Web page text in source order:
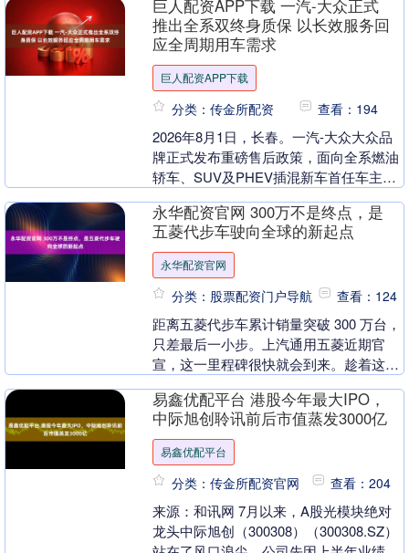
曾经月....
巨人配资APP下载 一汽-大众正式
推出全系双终身质保 以长效服务回
应全周期用车需求
巨人配资APP下载
分类：传金所配资 查看：194
2026年8月1日，长春。一汽-大众大众品
牌正式发布重磅售后政策，面向全系燃油
轿车、SUV及PHEV插混新车首任车主，
质....
永华配资官网 300万不是终点，是
五菱代步车驶向全球的新起点
永华配资官网
分类：股票配资门户导航 查看：124
距离五菱代步车累计销量突破 300 万台，
只差最后一小步。上汽通用五菱近期官
宣，这一里程碑很快就会到来。趁着这个
陆印尼市场，....
易鑫优配平台 港股今年最大IPO，
中际旭创聆讯前后市值蒸发3000亿
易鑫优配平台
分类：传金所配资官网 查看：204
来源：和讯网 7月以来，A股光模块绝对
龙头中际旭创（300308）（300308.SZ）